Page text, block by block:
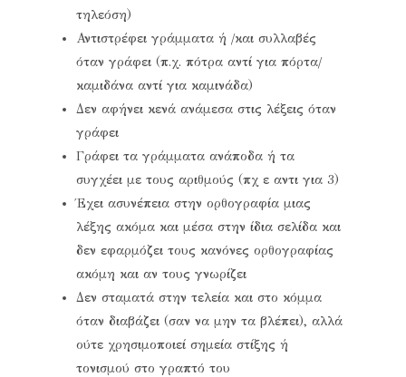
τηλεόση)
Αντιστρέφει γράμματα ή /και συλλαβές
όταν γράφει (π.χ. πότρα αντί για πόρτα/
καμιδάνα αντί για καμινάδα)
Δεν αφήνει κενά ανάμεσα στις λέξεις όταν
γράφει
Γράφει τα γράμματα ανάποδα ή τα
συγχέει με τους αριθμούς (πχ ε αντι για 3)
Έχει ασυνέπεια στην ορθογραφία μιας
λέξης ακόμα και μέσα στην ίδια σελίδα και
δεν εφαρμόζει τους κανόνες ορθογραφίας
ακόμη και αν τους γνωρίζει
Δεν σταματά στην τελεία και στο κόμμα
όταν διαβάζει (σαν να μην τα βλέπει), αλλά
ούτε χρησιμοποιεί σημεία στίξης ή
τονισμού στο γραπτό του